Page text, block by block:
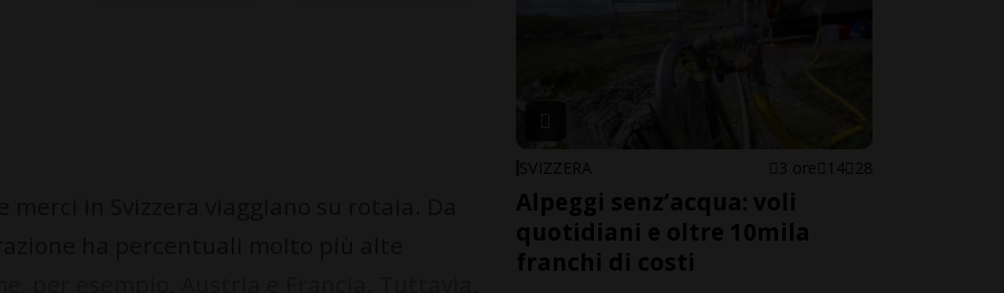
SVIZZERA 3 ore 14 28
Alpeggi senz’acqua: voli
quotidiani e oltre 10mila
franchi di costi